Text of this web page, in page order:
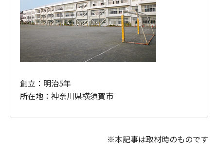
創立：明治5年
所在地：神奈川県横須賀市
※本記事は取材時のものです